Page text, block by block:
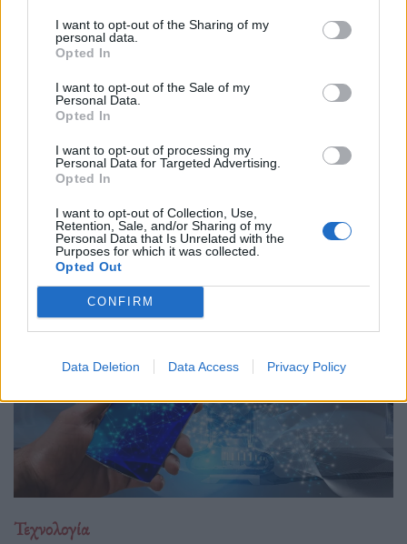
I want to opt-out of the Sharing of my
personal data.
Opted In
I want to opt-out of the Sale of my
Personal Data.
Opted In
I want to opt-out of processing my
Personal Data for Targeted Advertising.
Opted In
I want to opt-out of Collection, Use,
Retention, Sale, and/or Sharing of my
Personal Data that Is Unrelated with the
Purposes for which it was collected.
Opted Out
CONFIRM
Data Deletion Data Access Privacy Policy
Ελληνική τεχνολογία διακρίνεται
παγκοσμίως: Το Brainfood Cloud κατακτά
το Global Impact Award στο World Startup
30.06.26
Επιλέχθηκε ανάμεσα σε χιλιάδες συμμετοχές ως μία από τις
μόλις πέντε startups παγκοσμίως που παρουσίασαν τη λύση
τους στην Κεντρική Σκηνή του We Make Future 2026, μίας
από τις μεγαλύτερες διεθνείς διο
Τεχνολογία